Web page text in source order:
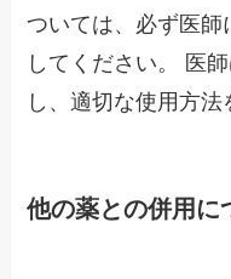
ついては、必ず医師
してください。 医
し、適切な使用方法
他の薬との併用に